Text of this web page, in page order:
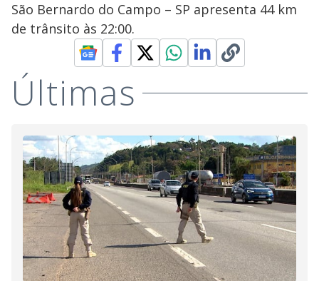
São Bernardo do Campo – SP apresenta 44 km
de trânsito às 22:00.
Últimas